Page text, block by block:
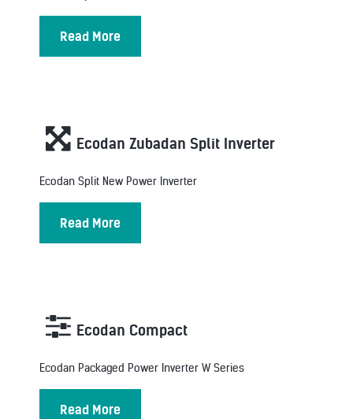
Read More
Ecodan Zubadan Split Inverter
Ecodan Split New Power Inverter
Read More
Ecodan Compact
Ecodan Packaged Power Inverter W Series
Read More